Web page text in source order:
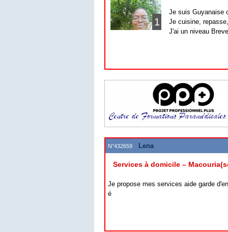
1
Je suis Guyanaise
Je cuisine,
J'ai un niveau
N°432659 Lena
Services à domicile –
Je propose mes services aide garde
é